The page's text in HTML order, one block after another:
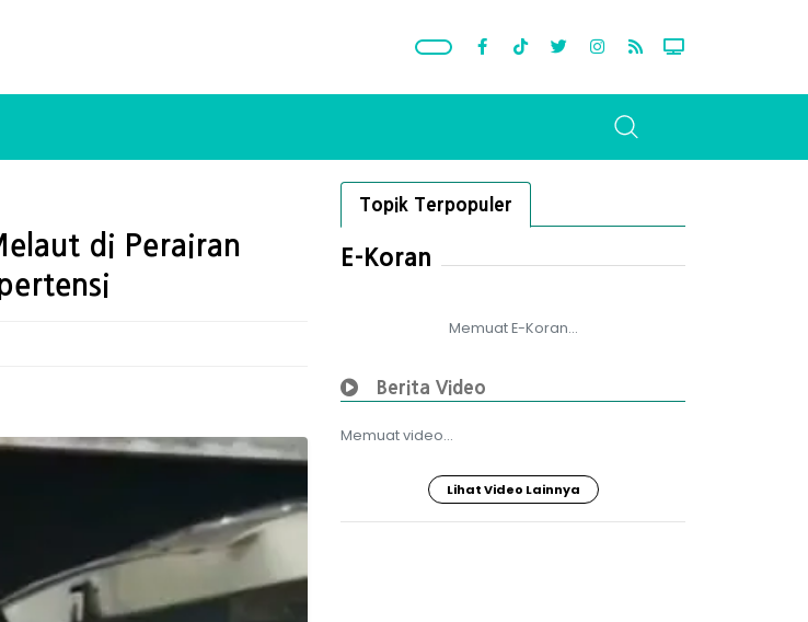
di Perairan
Topik Terpopuler
E-Koran
Memuat E-Koran...
Berita Video
Memuat video...
Lihat Video Lainnya